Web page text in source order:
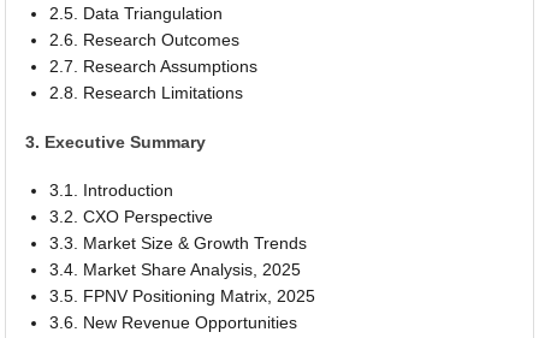
2.5. Data Triangulation
2.6. Research Outcomes
2.7. Research Assumptions
2.8. Research Limitations
3. Executive Summary
3.1. Introduction
3.2. CXO Perspective
3.3. Market Size & Growth Trends
3.4. Market Share Analysis, 2025
3.5. FPNV Positioning Matrix, 2025
3.6. New Revenue Opportunities